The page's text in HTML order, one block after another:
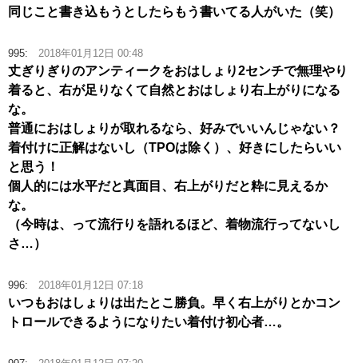
同じこと書き込もうとしたらもう書いてる人がいた（笑）
995: 2018年01月12日 00:48
丈ぎりぎりのアンティークをおはしょり2センチで無理やり
着ると、右が足りなくて自然とおはしょり右上がりになる
な。
普通におはしょりが取れるなら、好みでいいんじゃない？
着付けに正解はないし（TPOは除く）、好きにしたらいい
と思う！
個人的には水平だと真面目、右上がりだと粋に見えるか
な。
（今時は、って流行りを語れるほど、着物流行ってないし
さ…）
996: 2018年01月12日 07:18
いつもおはしょりは出たとこ勝負。早く右上がりとかコン
トロールできるようになりたい着付け初心者…。